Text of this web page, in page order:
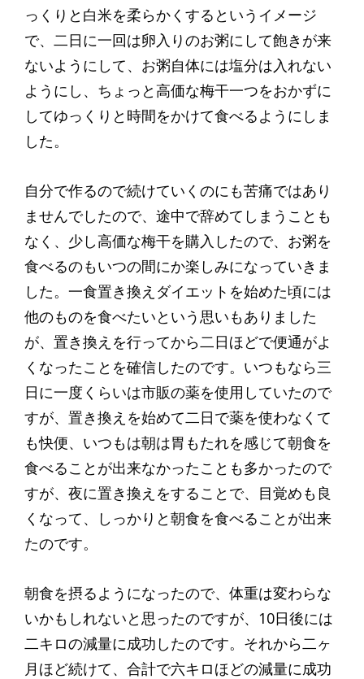
っくりと白米を柔らかくするというイメージ
で、二日に一回は卵入りのお粥にして飽きが来
ないようにして、お粥自体には塩分は入れない
ようにし、ちょっと高価な梅干一つをおかずに
してゆっくりと時間をかけて食べるようにしま
した。
自分で作るので続けていくのにも苦痛ではあり
ませんでしたので、途中で辞めてしまうことも
なく、少し高価な梅干を購入したので、お粥を
食べるのもいつの間にか楽しみになっていきま
した。一食置き換えダイエットを始めた頃には
他のものを食べたいという思いもありました
が、置き換えを行ってから二日ほどで便通がよ
くなったことを確信したのです。いつもなら三
日に一度くらいは市販の薬を使用していたので
すが、置き換えを始めて二日で薬を使わなくて
も快便、いつもは朝は胃もたれを感じて朝食を
食べることが出来なかったことも多かったので
すが、夜に置き換えをすることで、目覚めも良
くなって、しっかりと朝食を食べることが出来
たのです。
朝食を摂るようになったので、体重は変わらな
いかもしれないと思ったのですが、10日後には
二キロの減量に成功したのです。それから二ヶ
月ほど続けて、合計で六キロほどの減量に成功